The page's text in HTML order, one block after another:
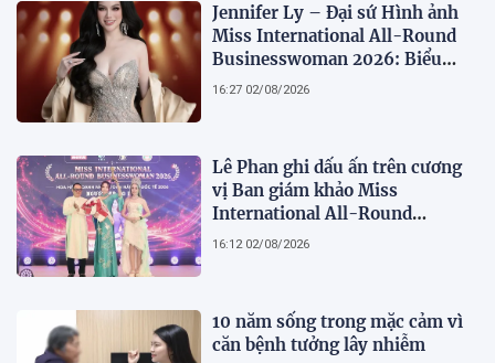
Jennifer Ly – Đại sứ Hình ảnh
Miss International All-Round
Businesswoman 2026: Biểu
tượng của nhan sắc, trí tuệ và
16:27 02/08/2026
Lê Phan ghi dấu ấn trên cương
vị Ban giám khảo Miss
International All-Round
Businesswoman 2026: Thanh
16:12 02/08/2026
10 năm sống trong mặc cảm vì
căn bệnh tưởng lây nhiễm